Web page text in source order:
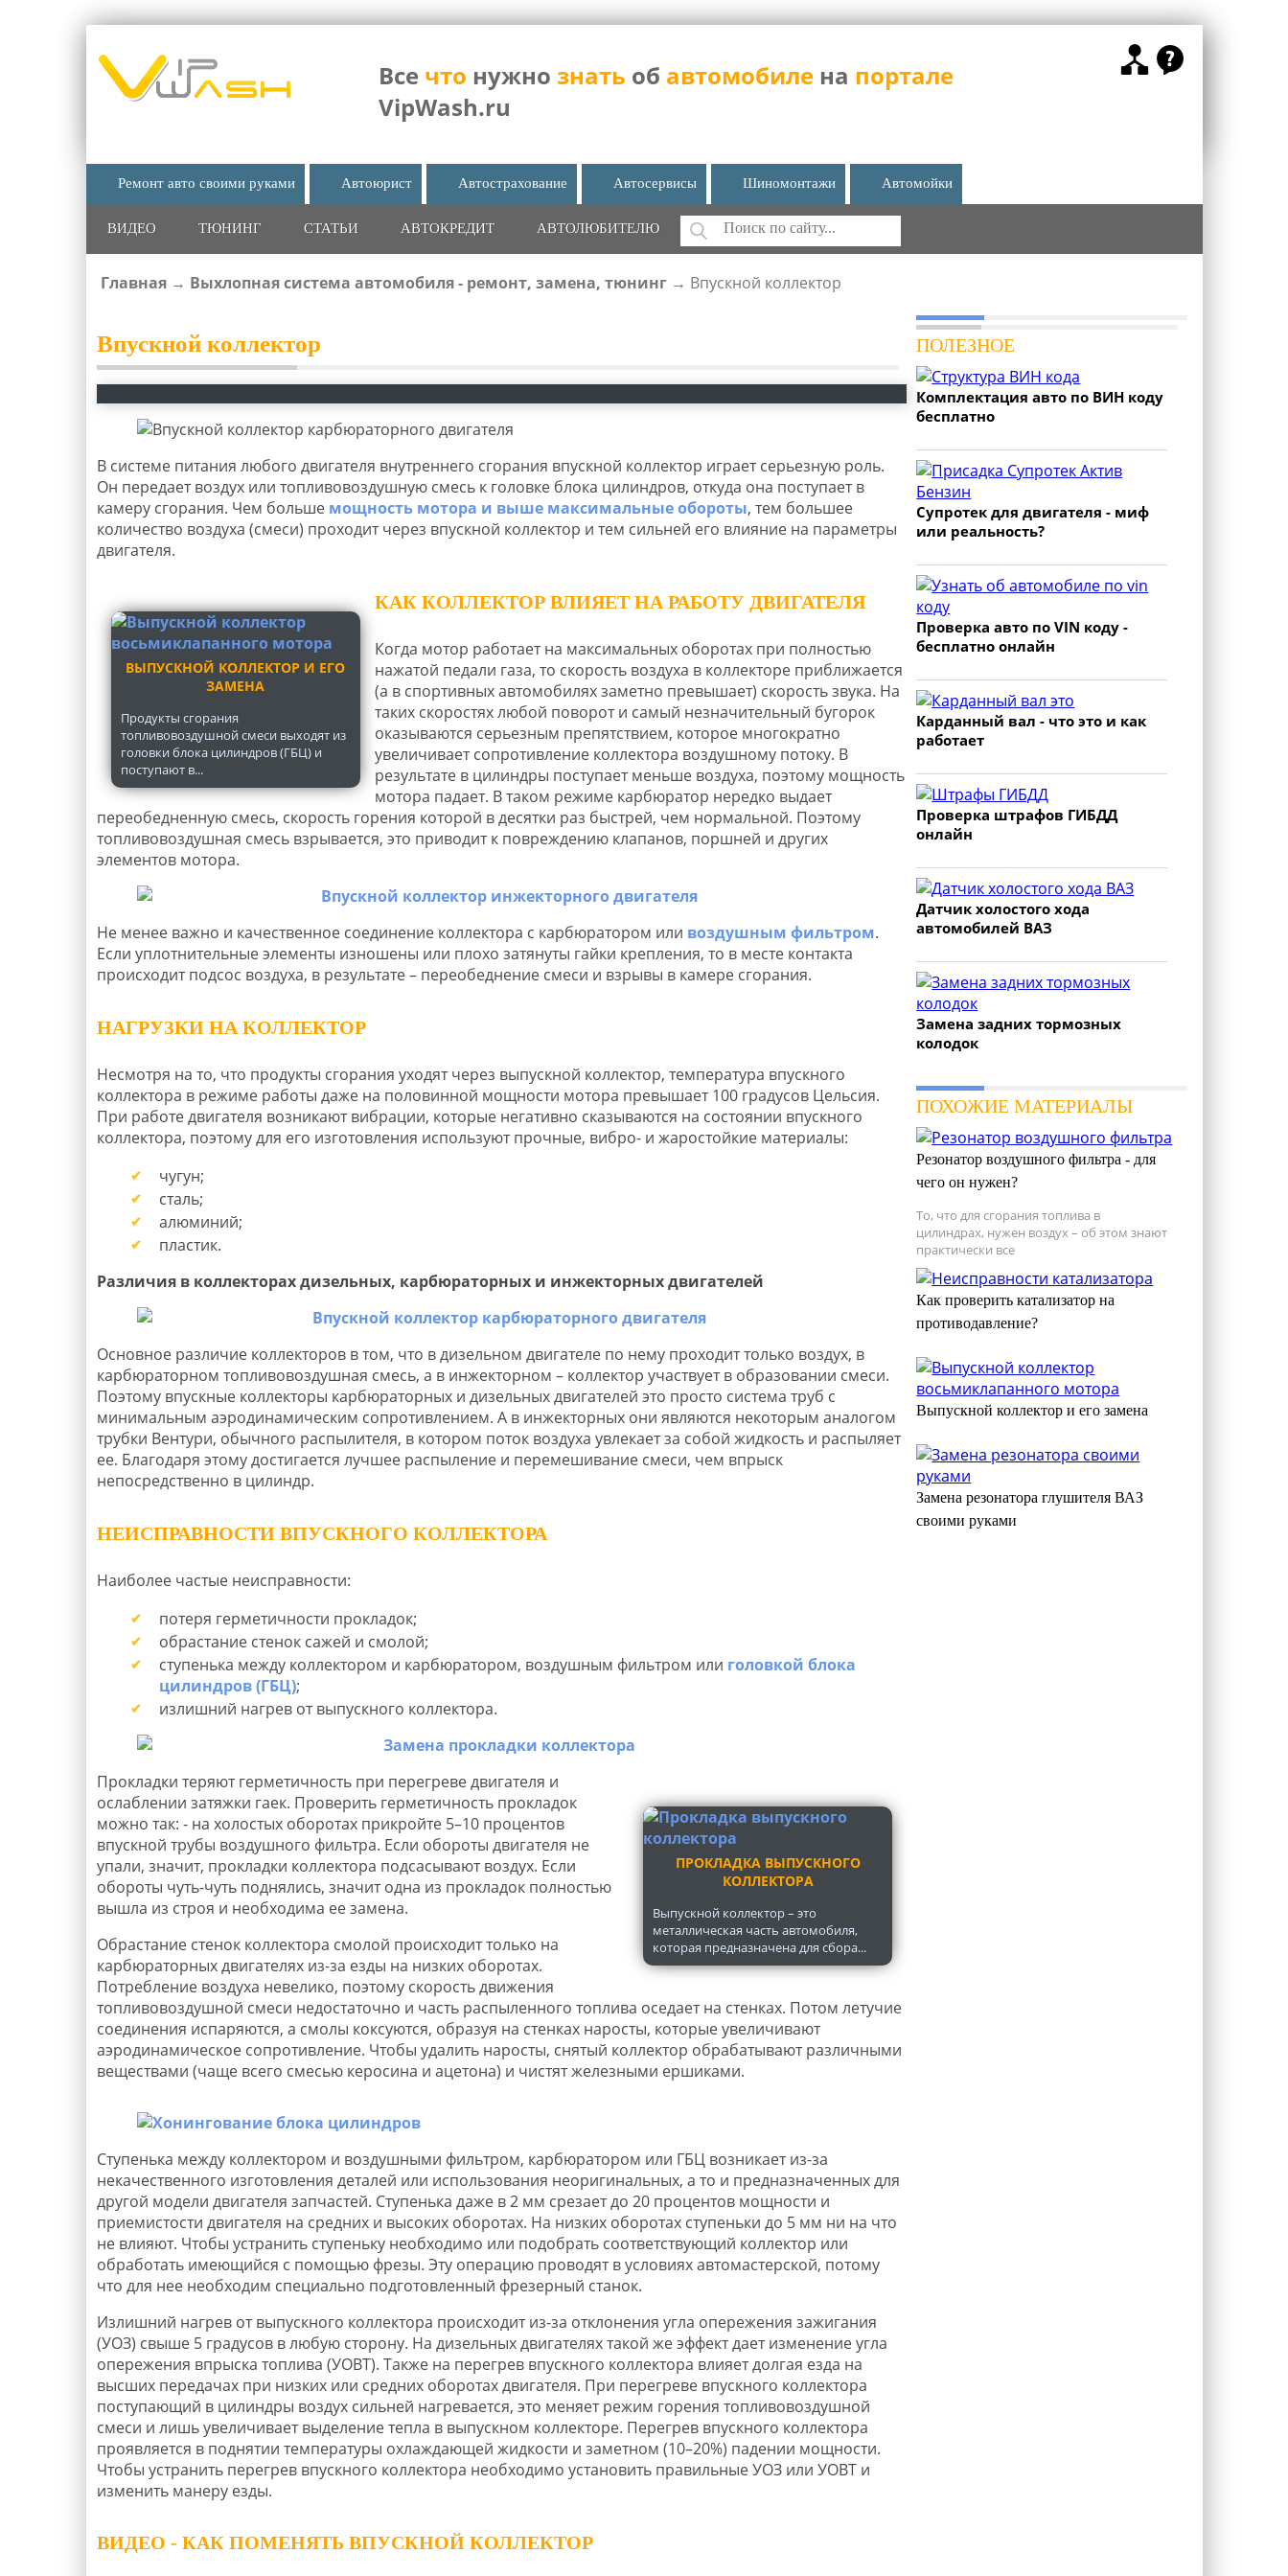
Все что нужно знать об автомобиле на портале
VipWash.ru
Ремонт авто своими руками Автоюрист Автострахование Автосервисы Шиномонтажи Автомойки
ВИДЕО ТЮНИНГ СТАТЬИ АВТОКРЕДИТ АВТОЛЮБИТЕЛЮ
ФОРМА ПОИСКА
Поиск
Главная → Выхлопная система автомобиля - ремонт, замена, тюнинг → Впускной коллектор
Впускной коллектор
В системе питания любого двигателя внутреннего сгорания впускной коллектор играет серьезную роль.
Он передает воздух или топливовоздушную смесь к головке блока цилиндров, откуда она поступает в
камеру сгорания. Чем больше мощность мотора и выше максимальные обороты, тем большее
количество воздуха (смеси) проходит через впускной коллектор и тем сильней его влияние на параметры
двигателя.
КАК КОЛЛЕКТОР ВЛИЯЕТ НА РАБОТУ ДВИГАТЕЛЯ
ВЫПУСКНОЙ КОЛЛЕКТОР И ЕГО
ЗАМЕНА
Продукты сгорания
топливовоздушной смеси выходят из
головки блока цилиндров (ГБЦ) и
поступают в...
Когда мотор работает на максимальных оборотах при полностью
нажатой педали газа, то скорость воздуха в коллекторе приближается
(а в спортивных автомобилях заметно превышает) скорость звука. На
таких скоростях любой поворот и самый незначительный бугорок
оказываются серьезным препятствием, которое многократно
увеличивает сопротивление коллектора воздушному потоку. В
результате в цилиндры поступает меньше воздуха, поэтому мощность
мотора падает. В таком режиме карбюратор нередко выдает
переобедненную смесь, скорость горения которой в десятки раз быстрей, чем нормальной. Поэтому
топливовоздушная смесь взрывается, это приводит к повреждению клапанов, поршней и других
элементов мотора.
Не менее важно и качественное соединение коллектора с карбюратором или воздушным фильтром.
Если уплотнительные элементы изношены или плохо затянуты гайки крепления, то в месте контакта
происходит подсос воздуха, в результате – переобеднение смеси и взрывы в камере сгорания.
НАГРУЗКИ НА КОЛЛЕКТОР
Несмотря на то, что продукты сгорания уходят через выпускной коллектор, температура впускного
коллектора в режиме работы даже на половинной мощности мотора превышает 100 градусов Цельсия.
При работе двигателя возникают вибрации, которые негативно сказываются на состоянии впускного
коллектора, поэтому для его изготовления используют прочные, вибро- и жаростойкие материалы:
чугун;
сталь;
алюминий;
пластик.
Различия в коллекторах дизельных, карбюраторных и инжекторных двигателей
Основное различие коллекторов в том, что в дизельном двигателе по нему проходит только воздух, в
карбюраторном топливовоздушная смесь, а в инжекторном – коллектор участвует в образовании смеси.
Поэтому впускные коллекторы карбюраторных и дизельных двигателей это просто система труб с
минимальным аэродинамическим сопротивлением. А в инжекторных они являются некоторым аналогом
трубки Вентури, обычного распылителя, в котором поток воздуха увлекает за собой жидкость и распыляет
ее. Благодаря этому достигается лучшее распыление и перемешивание смеси, чем впрыск
непосредственно в цилиндр.
НЕИСПРАВНОСТИ ВПУСКНОГО КОЛЛЕКТОРА
Наиболее частые неисправности:
потеря герметичности прокладок;
обрастание стенок сажей и смолой;
ступенька между коллектором и карбюратором, воздушным фильтром или головкой блока
цилиндров (ГБЦ);
излишний нагрев от выпускного коллектора.
ПРОКЛАДКА ВЫПУСКНОГО
КОЛЛЕКТОРА
Выпускной коллектор – это
металлическая часть автомобиля,
которая предназначена для сбора...
Прокладки теряют герметичность при перегреве двигателя и
ослаблении затяжки гаек. Проверить герметичность прокладок
можно так: - на холостых оборотах прикройте 5–10 процентов
впускной трубы воздушного фильтра. Если обороты двигателя не
упали, значит, прокладки коллектора подсасывают воздух. Если
обороты чуть-чуть поднялись, значит одна из прокладок полностью
вышла из строя и необходима ее замена.
Обрастание стенок коллектора смолой происходит только на
карбюраторных двигателях из-за езды на низких оборотах.
Потребление воздуха невелико, поэтому скорость движения
топливовоздушной смеси недостаточно и часть распыленного топлива оседает на стенках. Потом летучие
соединения испаряются, а смолы коксуются, образуя на стенках наросты, которые увеличивают
аэродинамическое сопротивление. Чтобы удалить наросты, снятый коллектор обрабатывают различными
веществами (чаще всего смесью керосина и ацетона) и чистят железными ершиками.
Ступенька между коллектором и воздушными фильтром, карбюратором или ГБЦ возникает из-за
некачественного изготовления деталей или использования неоригинальных, а то и предназначенных для
другой модели двигателя запчастей. Ступенька даже в 2 мм срезает до 20 процентов мощности и
приемистости двигателя на средних и высоких оборотах. На низких оборотах ступеньки до 5 мм ни на что
не влияют. Чтобы устранить ступеньку необходимо или подобрать соответствующий коллектор или
обработать имеющийся с помощью фрезы. Эту операцию проводят в условиях автомастерской, потому
что для нее необходим специально подготовленный фрезерный станок.
Излишний нагрев от выпускного коллектора происходит из-за отклонения угла опережения зажигания
(УОЗ) свыше 5 градусов в любую сторону. На дизельных двигателях такой же эффект дает изменение угла
опережения впрыска топлива (УОВТ). Также на перегрев впускного коллектора влияет долгая езда на
высших передачах при низких или средних оборотах двигателя. При перегреве впускного коллектора
поступающий в цилиндры воздух сильней нагревается, это меняет режим горения топливовоздушной
смеси и лишь увеличивает выделение тепла в выпускном коллекторе. Перегрев впускного коллектора
проявляется в поднятии температуры охлаждающей жидкости и заметном (10–20%) падении мощности.
Чтобы устранить перегрев впускного коллектора необходимо установить правильные УОЗ или УОВТ и
изменить манеру езды.
ВИДЕО - КАК ПОМЕНЯТЬ ВПУСКНОЙ КОЛЛЕКТОР
ПОЛЕЗНОЕ
Комплектация авто по ВИН коду
бесплатно
Супротек для двигателя - миф
или реальность?
Проверка авто по VIN коду -
бесплатно онлайн
Карданный вал - что это и как
работает
Проверка штрафов ГИБДД
онлайн
Датчик холостого хода
автомобилей ВАЗ
Замена задних тормозных
колодок
ПОХОЖИЕ МАТЕРИАЛЫ
Резонатор воздушного фильтра - для
чего он нужен?
То, что для сгорания топлива в
цилиндрах, нужен воздух – об этом знают
практически все
Как проверить катализатор на
противодавление?
Выпускной коллектор и его замена
Замена резонатора глушителя ВАЗ
своими руками